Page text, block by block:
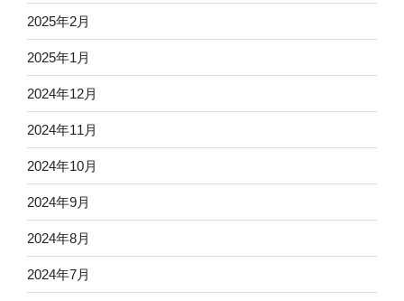
2025年2月
2025年1月
2024年12月
2024年11月
2024年10月
2024年9月
2024年8月
2024年7月